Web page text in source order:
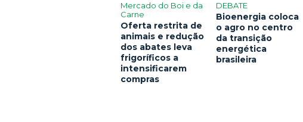
Mercado do Boi e da
Carne
Oferta restrita de
animais e redução
dos abates leva
frigoríficos a
intensificarem
compras
DEBATE
Bioenergia coloca
o agro no centro
da transição
energética
brasileira